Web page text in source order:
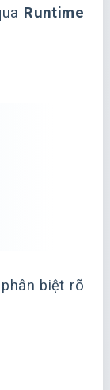
Runtime
biệt rõ